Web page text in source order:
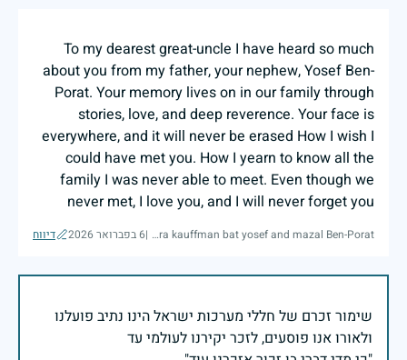
To my dearest great-uncle I have heard so much
about you from my father, your nephew, Yosef Ben-
Porat. Your memory lives on in our family through
stories, love, and deep reverence. Your face is
everywhere, and it will never be erased How I wish I
could have met you. How I yearn to know all the
family I was never able to meet. Even though we
never met, I love you, and I will never forget you
Sara kauffman bat yosef and mazal Ben-Porat
|6 בפברואר 2026 דיווח
שימור זכרם של חללי מערכות ישראל הינו נתיב פועלנו